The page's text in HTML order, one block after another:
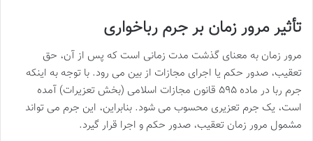
تأثیر مرور زمان بر جرم رباخواری
مرور زمان به معنای گذشت مدت زمانی است که پس از آن، حق
تعقیب، صدور حکم یا اجرای مجازات از بین می رود. با توجه به اینکه
جرم ربا در ماده ۵۹۵ قانون مجازات اسلامی (بخش تعزیرات) آمده
است، یک جرم تعزیری محسوب می شود. بنابراین، این جرم می تواند
مشمول مرور زمان تعقیب، صدور حکم و اجرا قرار گیرد.